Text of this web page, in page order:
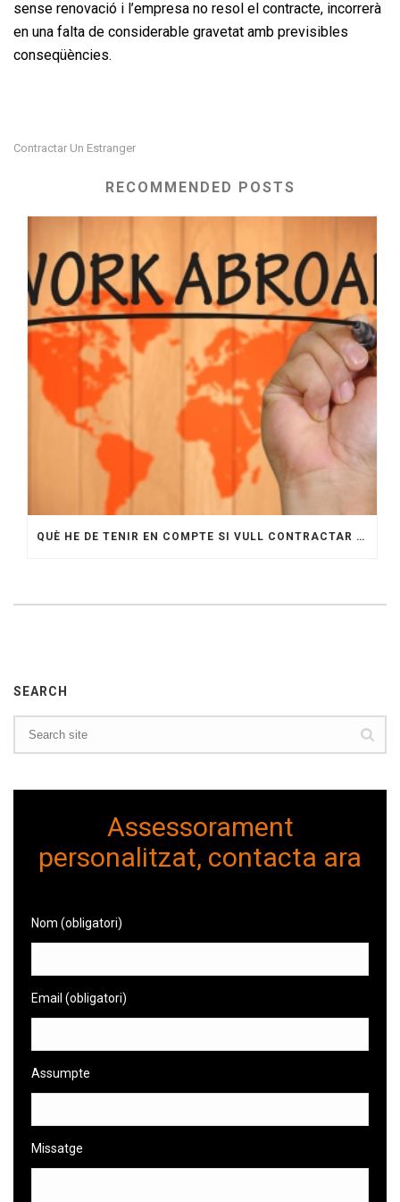
sense renovació i l’empresa no resol el contracte, incorrerà
en una falta de considerable gravetat amb previsibles
conseqüències.
Contractar Un Estranger
RECOMMENDED POSTS
QUÈ HE DE TENIR EN COMPTE SI VULL CONTRACTAR UN ESTRANGER
SEARCH
Assessorament
personalitzat, contacta ara
Nom (obligatori)
Email (obligatori)
Assumpte
Missatge